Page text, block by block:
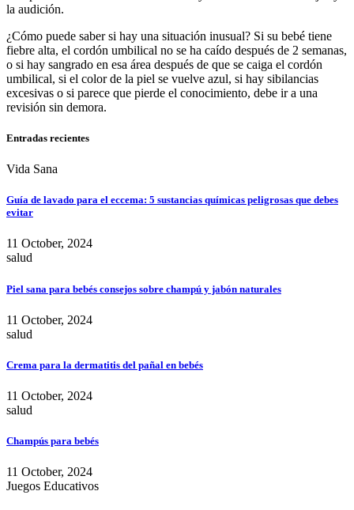
la audición.
¿Cómo puede saber si hay una situación inusual? Si su bebé tiene
fiebre alta, el cordón umbilical no se ha caído después de 2 semanas,
o si hay sangrado en esa área después de que se caiga el cordón
umbilical, si el color de la piel se vuelve azul, si hay sibilancias
excesivas o si parece que pierde el conocimiento, debe ir a una
revisión sin demora.
Entradas recientes
Vida Sana
Guía de lavado para el eccema: 5 sustancias químicas peligrosas que debes
evitar
11 October, 2024
salud
Piel sana para bebés consejos sobre champú y jabón naturales
11 October, 2024
salud
Crema para la dermatitis del pañal en bebés
11 October, 2024
salud
Champús para bebés
11 October, 2024
Juegos Educativos